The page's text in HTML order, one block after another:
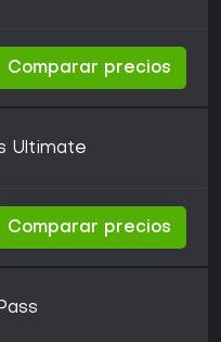
Comparar precios
Ultimate
Comparar precios